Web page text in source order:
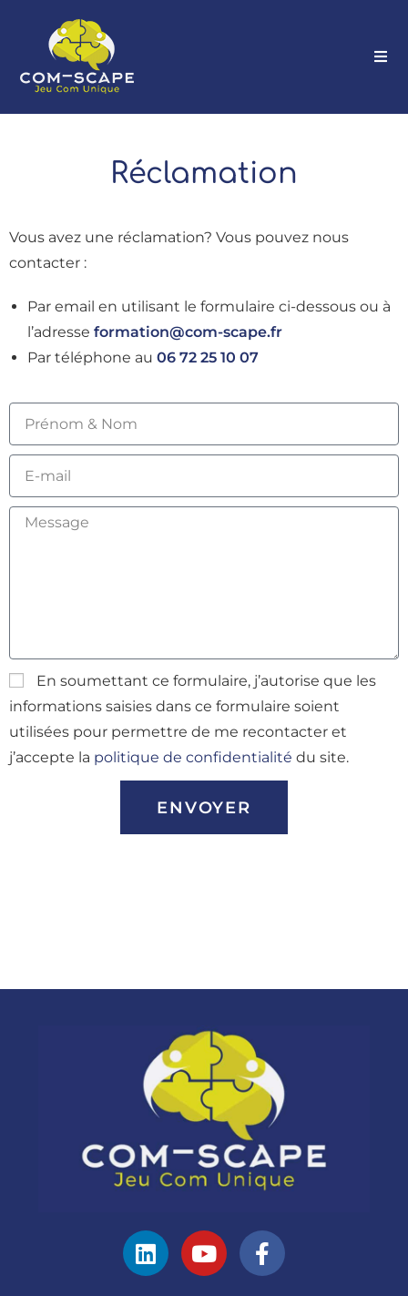
Réclamation
Vous avez une réclamation? Vous pouvez nous
contacter :
Par email en utilisant le formulaire ci-dessous ou à
l’adresse formation@com-scape.fr
Par téléphone au 06 72 25 10 07
En soumettant ce formulaire, j’autorise que les
informations saisies dans ce formulaire soient
utilisées pour permettre de me recontacter et
j’accepte la politique de confidentialité du site.
ENVOYER